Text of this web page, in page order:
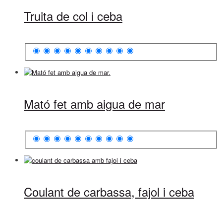
Truita de col i ceba
Mató fet amb aigua de mar
Coulant de carbassa, fajol i ceba